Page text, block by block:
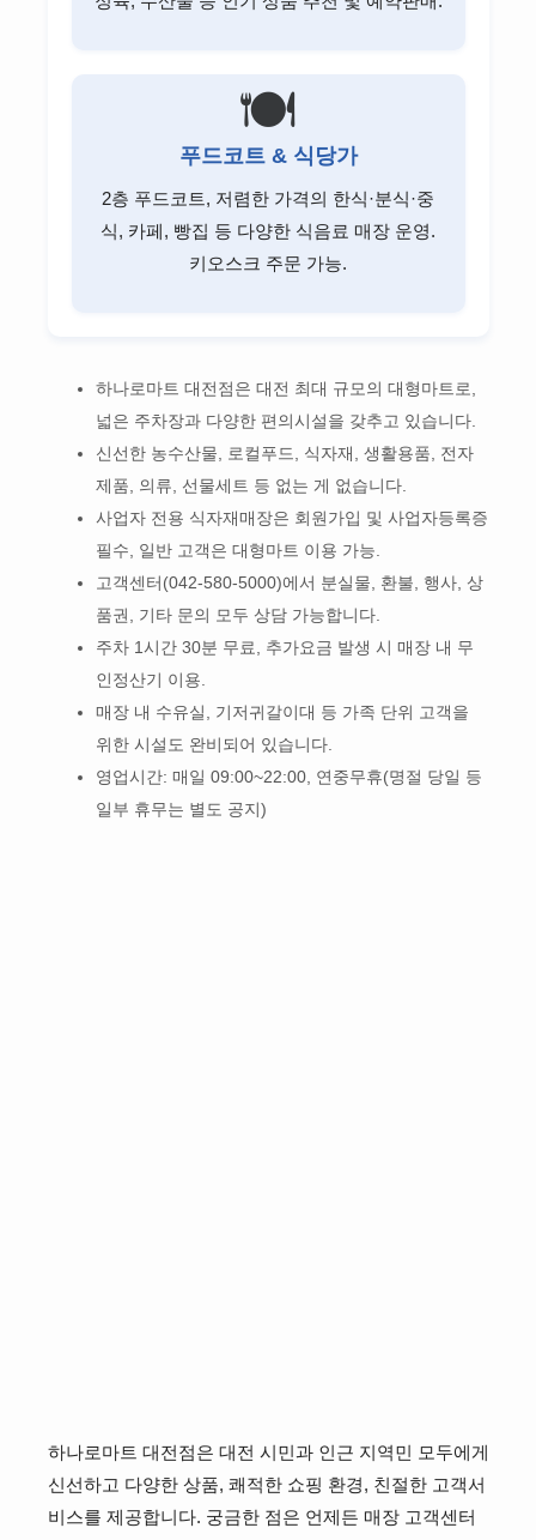
🍽️
푸드코트 & 식당가
2층 푸드코트, 저렴한 가격의 한식·분식·중
식, 카페, 빵집 등 다양한 식음료 매장 운영.
키오스크 주문 가능.
하나로마트 대전점은 대전 최대 규모의 대형마트로,
넓은 주차장과 다양한 편의시설을 갖추고 있습니다.
신선한 농수산물, 로컬푸드, 식자재, 생활용품, 전자
제품, 의류, 선물세트 등 없는 게 없습니다.
사업자 전용 식자재매장은 회원가입 및 사업자등록증
필수, 일반 고객은 대형마트 이용 가능.
고객센터(042-580-5000)에서 분실물, 환불, 행사, 상
품권, 기타 문의 모두 상담 가능합니다.
주차 1시간 30분 무료, 추가요금 발생 시 매장 내 무
인정산기 이용.
매장 내 수유실, 기저귀갈이대 등 가족 단위 고객을
위한 시설도 완비되어 있습니다.
영업시간: 매일 09:00~22:00, 연중무휴(명절 당일 등
일부 휴무는 별도 공지)
하나로마트 대전점은 대전 시민과 인근 지역민 모두에게
신선하고 다양한 상품, 쾌적한 쇼핑 환경, 친절한 고객서
비스를 제공합니다. 궁금한 점은 언제든 매장 고객센터